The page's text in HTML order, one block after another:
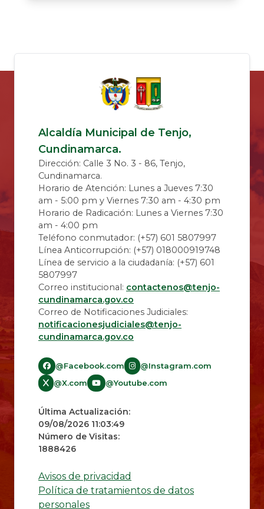
Alcaldía Municipal de Tenjo,
Cundinamarca.
Dirección: Calle 3 No. 3 - 86, Tenjo,
Cundinamarca.
Horario de Atención: Lunes a Jueves 7:30
am - 5:00 pm y Viernes 7:30 am - 4:30 pm
Horario de Radicación: Lunes a Viernes 7:30
am - 4:00 pm
Teléfono conmutador: (+57) 601 5807997
Línea Anticorrupción: (+57) 018000919748
Línea de servicio a la ciudadanía: (+57) 601
5807997
Correo institucional: contactenos@tenjo-
cundinamarca.gov.co
Correo de Notificaciones Judiciales:
notificacionesjudiciales@tenjo-
cundinamarca.gov.co​
@Facebook.com
@Instagram.com
@X.com
@Youtube.com
Última Actualización:
09/08/2026 11:03:49
Número de Visitas:
1888426
Avisos de privacidad
Política de tratamientos de datos
personales